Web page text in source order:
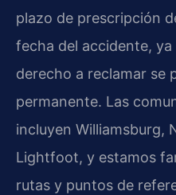
plazo de prescripción
fecha del accidente, ya
derecho a reclamar se
permanente. Las
incluyen Williamsburg,
Lightfoot, y estamos
rutas y puntos de